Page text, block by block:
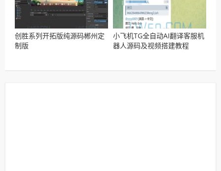
创胜系列开拓版纯源码郴州定
制版
小飞机TG全自动AI翻译客服机
器人源码及视频搭建教程